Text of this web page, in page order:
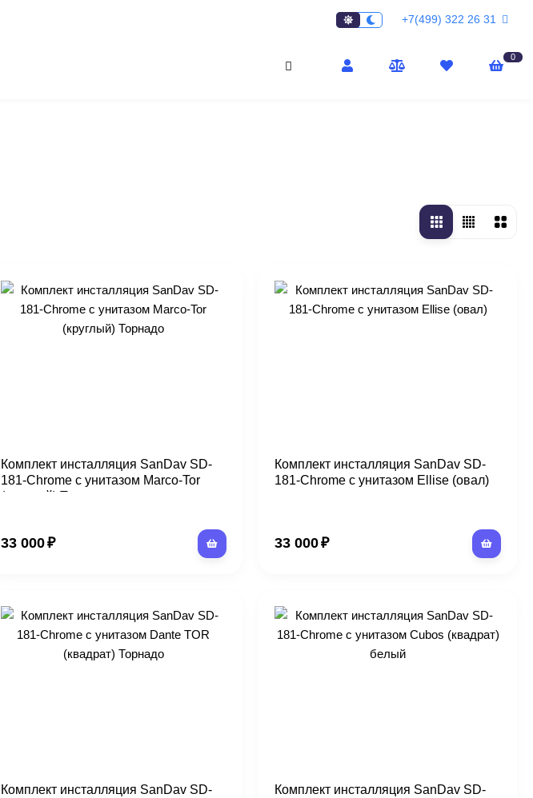
+7(499) 322 26 31
0
Комплект инсталляция SanDav SD-
181-Chrome с унитазом Marco-Tor
(круглый) Торнадо
33 000₽
Комплект инсталляция SanDav SD-
181-Chrome с унитазом Ellise (овал)
33 000₽
Комплект инсталляция SanDav SD-
Комплект инсталляция SanDav SD-